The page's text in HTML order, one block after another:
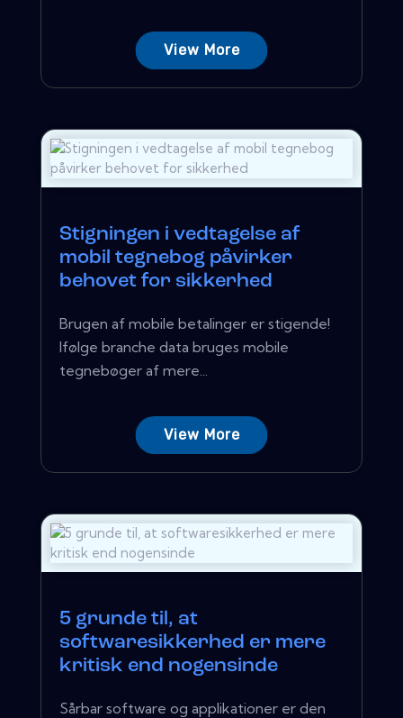
View More
Stigningen i vedtagelse af
mobil tegnebog påvirker
behovet for sikkerhed
Brugen af ​​mobile betalinger er stigende!
Ifølge branche data bruges mobile
tegnebøger af mere...
View More
5 grunde til, at
softwaresikkerhed er mere
kritisk end nogensinde
Sårbar software og applikationer er den